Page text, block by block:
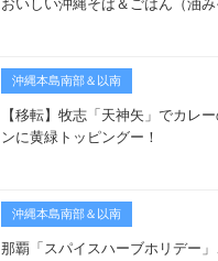
おいしい沖縄そば＆ごはん（油み
沖縄本島南部＆以南
【移転】牧志「天神矢」でカレ
ンに黄緑トッピングー！
沖縄本島南部＆以南
那覇「スパイスハーブホリデー」